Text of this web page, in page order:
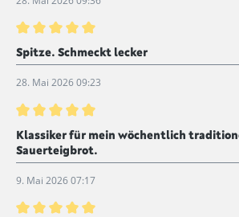
Bewertung mit 5 von 5 Sternen
Spitze. Schmeckt lecker
28. Mai 2026 09:23
Bewertung mit 5 von 5 Sternen
Klassiker für mein wöchentlich
Sauerteigbrot.
9. Mai 2026 07:17